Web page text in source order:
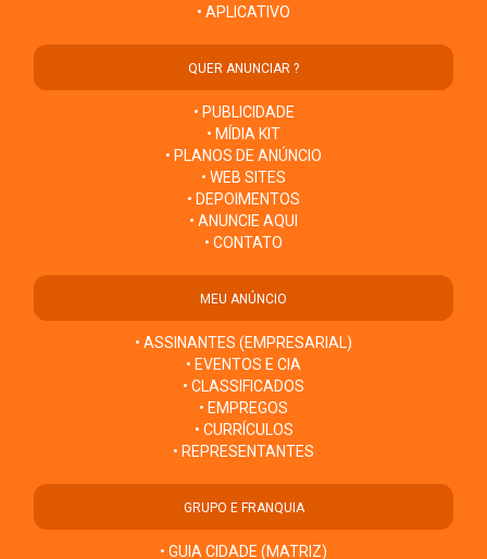
• APLICATIVO
QUER ANUNCIAR ?
• PUBLICIDADE
• MÍDIA KIT
• PLANOS DE ANÚNCIO
• WEB SITES
• DEPOIMENTOS
• ANUNCIE AQUI
• CONTATO
MEU ANÚNCIO
• ASSINANTES (EMPRESARIAL)
• EVENTOS E CIA
• CLASSIFICADOS
• EMPREGOS
• CURRÍCULOS
• REPRESENTANTES
GRUPO E FRANQUIA
• GUIA CIDADE (MATRIZ)